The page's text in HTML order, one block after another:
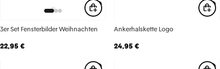
3er Set Fensterbilder Weihnachten
22,95 €
Ankerhalskette Logo
24,95 €